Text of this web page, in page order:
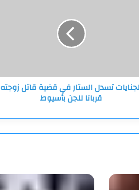
تسدل الستار في قضية قاتل زوجته
قربانا للجن بأسيوط